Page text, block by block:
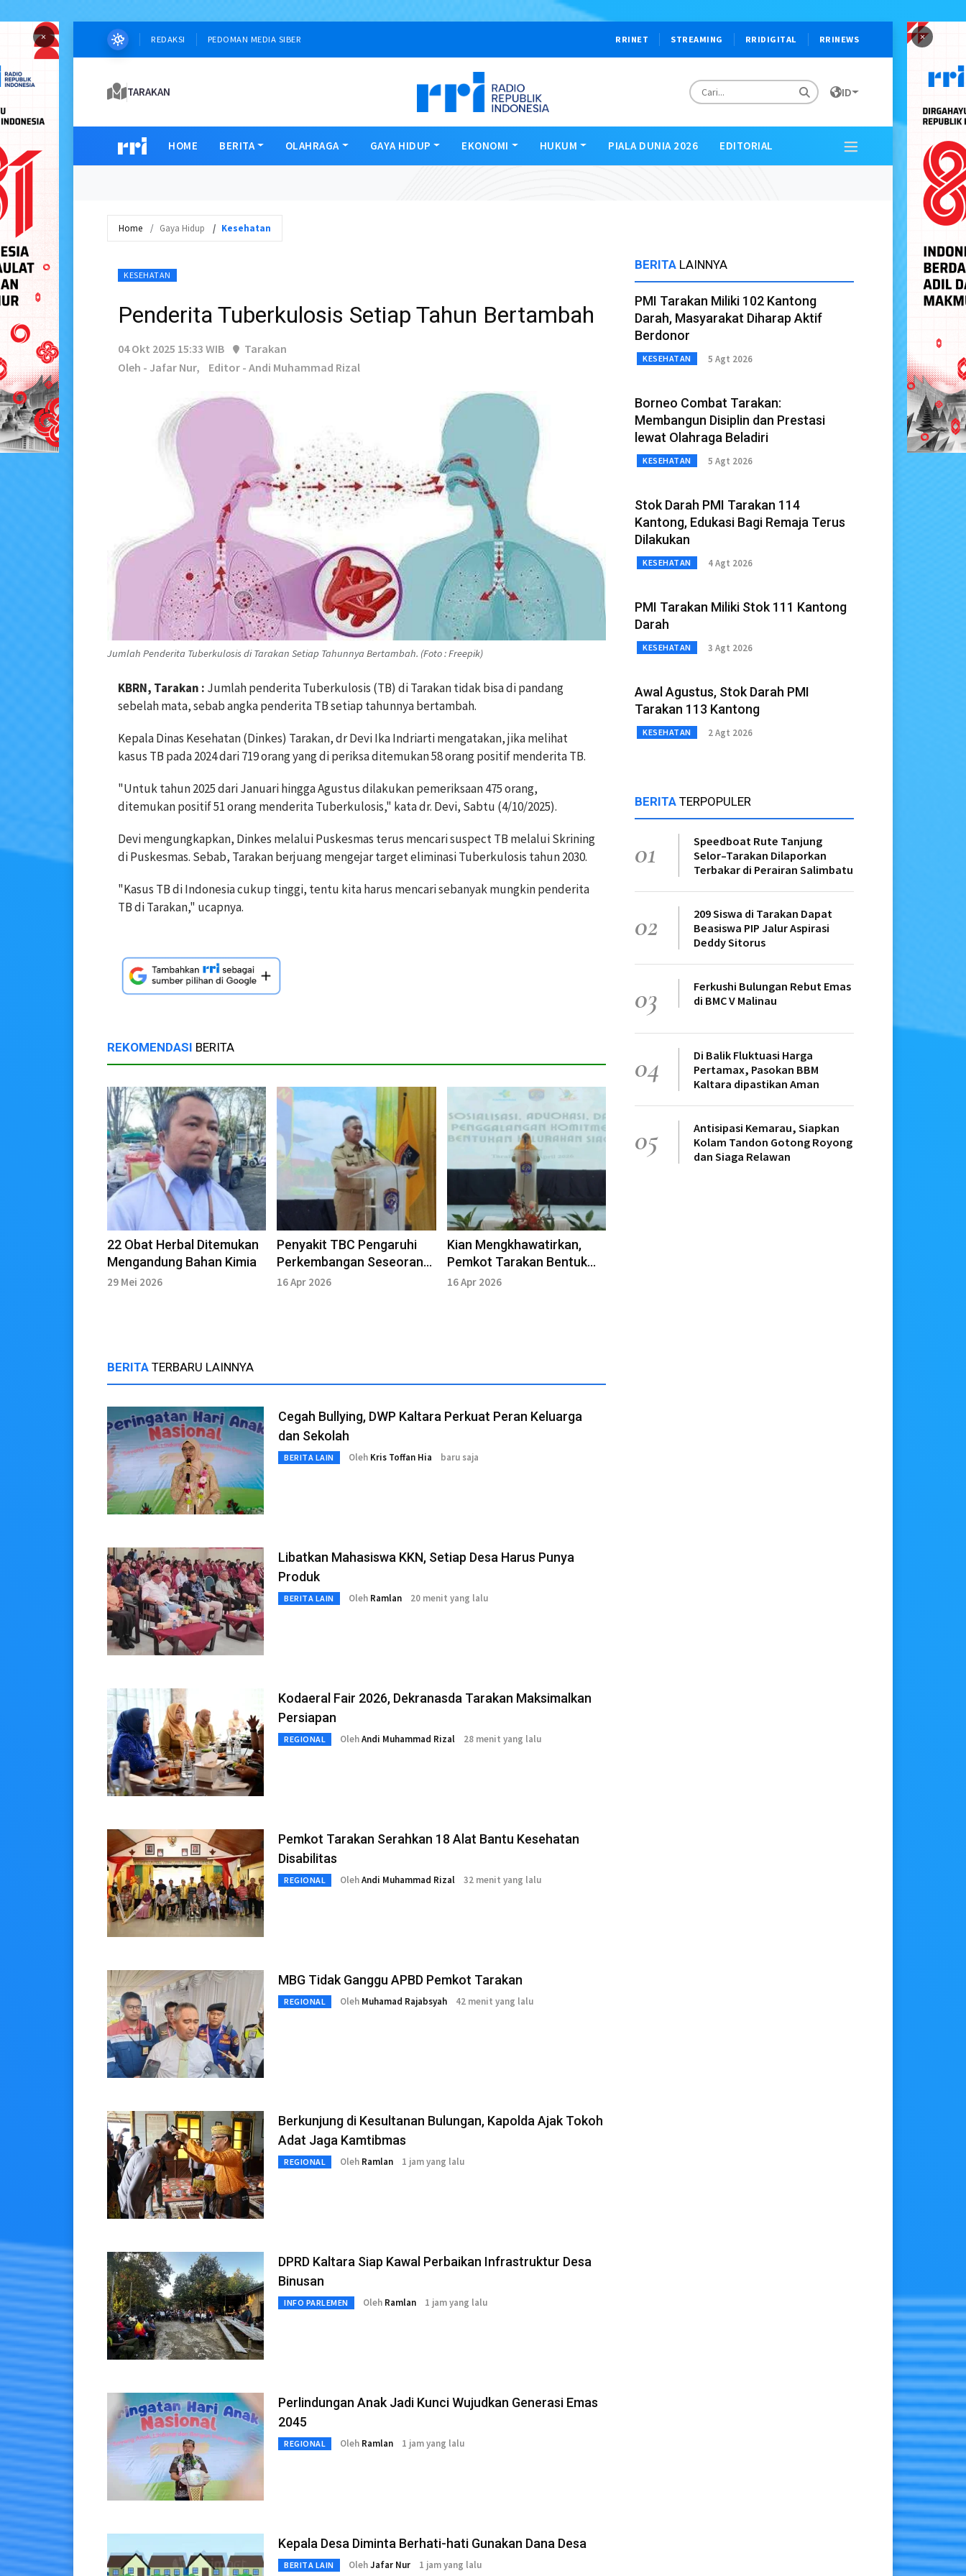
× ×
REDAKSI PEDOMAN MEDIA SIBER RRINET STREAMING RRIDIGITAL RRINEWS
TARAKAN ID
HOME BERITA OLAHRAGA GAYA HIDUP EKONOMI HUKUM PIALA DUNIA 2026 EDITORIAL
Home Gaya Hidup Kesehatan
KESEHATAN
Penderita Tuberkulosis Setiap Tahun Bertambah
04 Okt 2025 15:33 WIB
Tarakan
Oleh - Jafar Nur,
Editor - Andi Muhammad Rizal
Jumlah Penderita Tuberkulosis di Tarakan Setiap Tahunnya Bertambah. (Foto : Freepik)
KBRN, Tarakan : Jumlah penderita Tuberkulosis (TB) di Tarakan tidak bisa di pandang
sebelah mata, sebab angka penderita TB setiap tahunnya bertambah.
Kepala Dinas Kesehatan (Dinkes) Tarakan, dr Devi Ika Indriarti mengatakan, jika melihat
kasus TB pada 2024 dari 719 orang yang di periksa ditemukan 58 orang positif menderita TB.
"Untuk tahun 2025 dari Januari hingga Agustus dilakukan pemeriksaan 475 orang,
ditemukan positif 51 orang menderita Tuberkulosis," kata dr. Devi, Sabtu (4/10/2025).
Devi mengungkapkan, Dinkes melalui Puskesmas terus mencari suspect TB melalui Skrining
di Puskesmas. Sebab, Tarakan berjuang mengejar target eliminasi Tuberkulosis tahun 2030.
"Kasus TB di Indonesia cukup tinggi, tentu kita harus mencari sebanyak mungkin penderita
TB di Tarakan," ucapnya.
REKOMENDASI BERITA
22 Obat Herbal Ditemukan
Mengandung Bahan Kimia
29 Mei 2026
Penyakit TBC Pengaruhi
Perkembangan Seseorang
hingga Sebabkan Kematian
16 Apr 2026
Kian Mengkhawatirkan,
Pemkot Tarakan Bentuk
Kelurahan Siaga TBC
16 Apr 2026
BERITA TERBARU LAINNYA
Cegah Bullying, DWP Kaltara Perkuat Peran Keluarga
dan Sekolah
BERITA LAIN Oleh Kris Toffan Hia baru saja
Libatkan Mahasiswa KKN, Setiap Desa Harus Punya
Produk
BERITA LAIN Oleh Ramlan 20 menit yang lalu
Kodaeral Fair 2026, Dekranasda Tarakan Maksimalkan
Persiapan
REGIONAL OlehAndi Muhammad Rizal 28 menit yang lalu
Pemkot Tarakan Serahkan 18 Alat Bantu Kesehatan
Disabilitas
REGIONAL OlehAndi Muhammad Rizal 32 menit yang lalu
MBG Tidak Ganggu APBD Pemkot Tarakan
REGIONAL Oleh Muhamad Rajabsyah 42 menit yang lalu
Berkunjung di Kesultanan Bulungan, Kapolda Ajak Tokoh
Adat Jaga Kamtibmas
REGIONAL Oleh Ramlan 1 jam yang lalu
DPRD Kaltara Siap Kawal Perbaikan Infrastruktur Desa
Binusan
INFO PARLEMEN Oleh Ramlan 1 jam yang lalu
Perlindungan Anak Jadi Kunci Wujudkan Generasi Emas
2045
REGIONAL Oleh Ramlan 1 jam yang lalu
Kepala Desa Diminta Berhati-hati Gunakan Dana Desa
BERITA LAIN OlehJafar Nur 1 jam yang lalu
BERITA LAINNYA
PMI Tarakan Miliki 102 Kantong
Darah, Masyarakat Diharap Aktif
Berdonor
KESEHATAN 5 Agt 2026
Borneo Combat Tarakan:
Membangun Disiplin dan Prestasi
lewat Olahraga Beladiri
KESEHATAN 5 Agt 2026
Stok Darah PMI Tarakan 114
Kantong, Edukasi Bagi Remaja Terus
Dilakukan
KESEHATAN 4 Agt 2026
PMI Tarakan Miliki Stok 111 Kantong
Darah
KESEHATAN 3 Agt 2026
Awal Agustus, Stok Darah PMI
Tarakan 113 Kantong
KESEHATAN 2 Agt 2026
BERITA TERPOPULER
01
Speedboat Rute Tanjung
Selor–Tarakan Dilaporkan
Terbakar di Perairan Salimbatu
02
209 Siswa di Tarakan Dapat
Beasiswa PIP Jalur Aspirasi
Deddy Sitorus
03
Ferkushi Bulungan Rebut Emas
di BMC V Malinau
04
Di Balik Fluktuasi Harga
Pertamax, Pasokan BBM
Kaltara dipastikan Aman
05
Antisipasi Kemarau, Siapkan
Kolam Tandon Gotong Royong
dan Siaga Relawan